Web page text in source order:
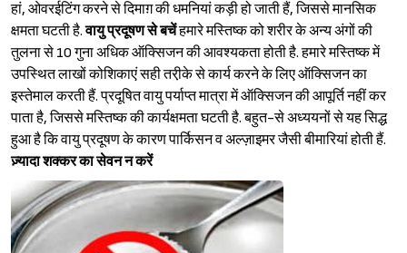
हां, ओवरईटिंग करने से दिमाग़ की धमनियां कड़ी हो जाती हैं, जिससे मानसिक
क्षमता घटती है.वायु प्रदूषण से बचेंहमारे मस्तिष्क को शरीर के अन्य अंगों की
तुलना से 10 गुना अधिक ऑक्सिजन की आवश्यकता होती है. हमारे मस्तिष्क में
उपस्थित लाखों कोशिकाएं सही तरी़के से कार्य करने के लिए ऑक्सिजन का
इस्तेमाल करती हैं. प्रदूषित वायु पर्याप्त मात्रा में ऑक्सिजन की आपूर्ति नहीं कर
पाता है, जिससे मस्तिष्क की कार्यक्षमता घटती है. बहुत-से अध्ययनों से यह सिद्ध
हुआ है कि वायु प्रदूषण के कारण पार्किसन व अल्ज़ाइमर जैसी बीमारियां होती हैं.
ज़्यादा शक्कर का सेवन न करें